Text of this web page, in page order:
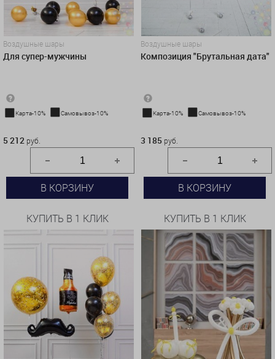
Воздушные шары
Для супер-мужчины
Карта-10% Самовывоз-10%
5 212 руб.
В КОРЗИНУ
КУПИТЬ В 1 КЛИК
Воздушные шары
Композиция "Брутальная дата"
Карта-10% Самовывоз-10%
3 185 руб.
В КОРЗИНУ
КУПИТЬ В 1 КЛИК